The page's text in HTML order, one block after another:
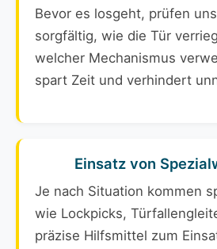
Bevor es losgeht, prüfen
sorgfältig, wie die Tür
welcher Mechanismus
spart Zeit und verhindert
Einsatz von
Je nach Situation kommen
wie Lockpicks,
präzise Hilfsmittel zum